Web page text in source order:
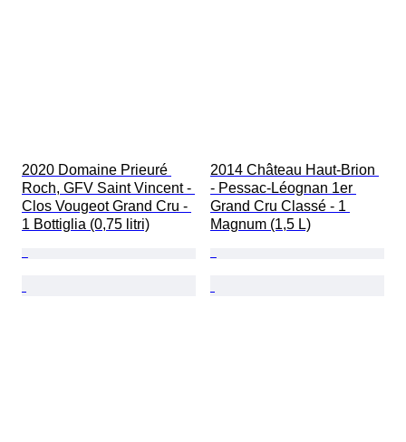
2020 Domaine Prieuré
Roch, GFV Saint Vincent -
Clos Vougeot Grand Cru -
1 Bottiglia (0,75 litri)
2014 Château Haut-Brion
- Pessac-Léognan 1er
Grand Cru Classé - 1
Magnum (1,5 L)